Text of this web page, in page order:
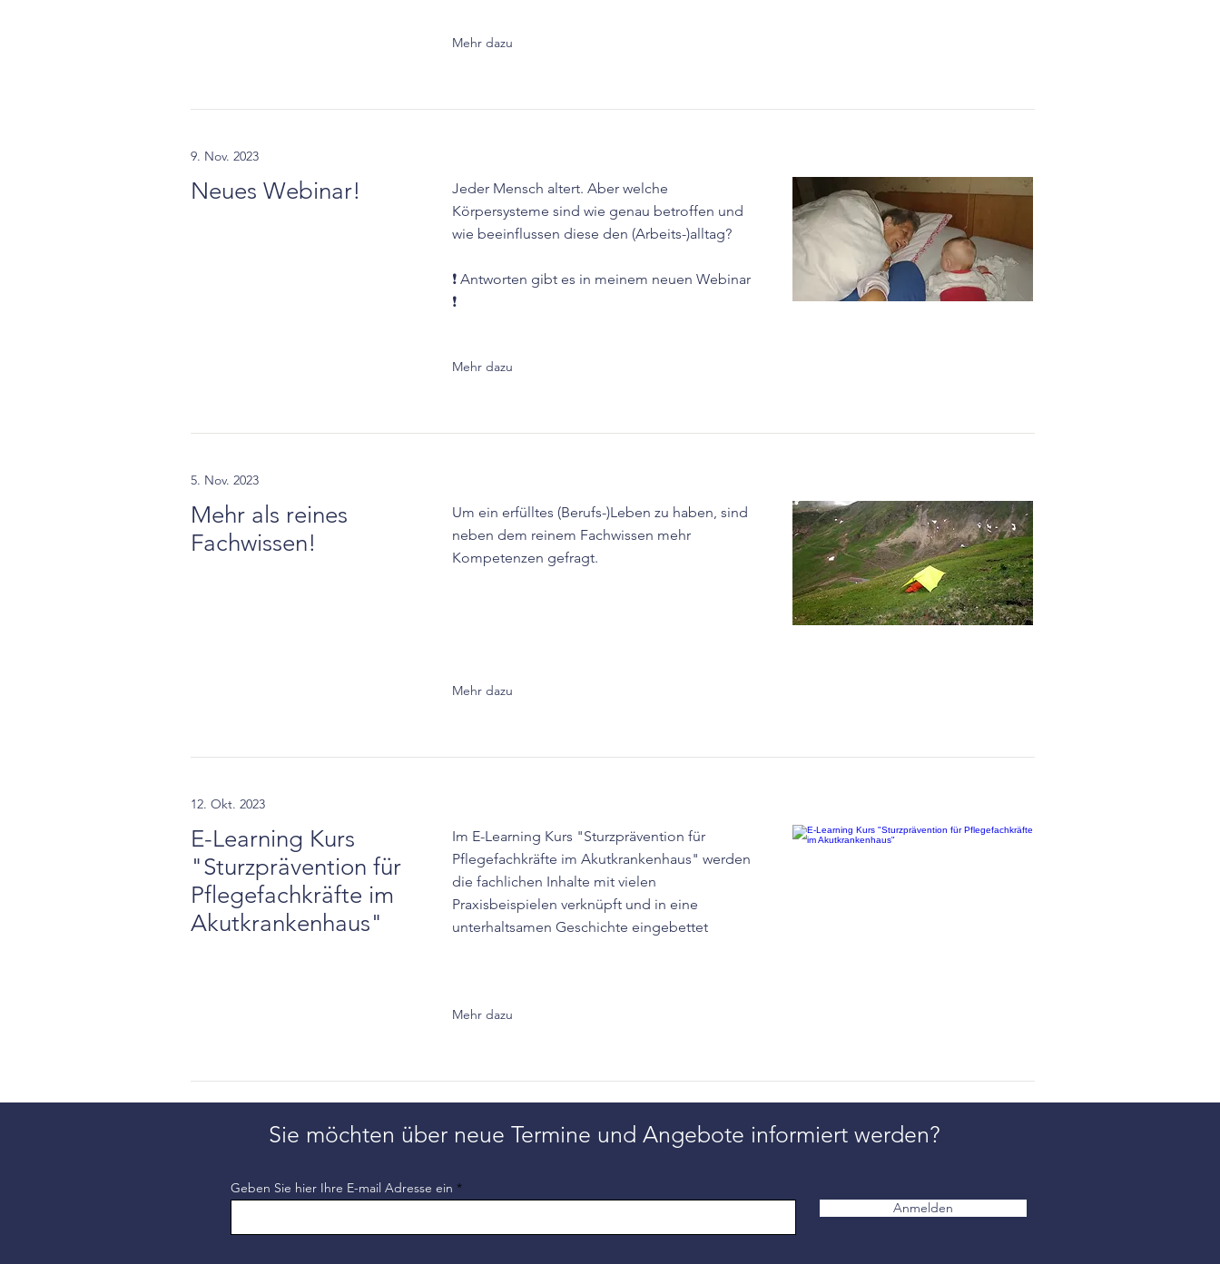
Mehr dazu
9. Nov. 2023
Neues Webinar!
Jeder Mensch altert. Aber welche
Körpersysteme sind wie genau betroffen und
wie beeinflussen diese den (Arbeits-)alltag?
❗ Antworten gibt es in meinem neuen Webinar
❗
Mehr dazu
5. Nov. 2023
Mehr als reines
Fachwissen!
Um ein erfülltes (Berufs-)Leben zu haben, sind
neben dem reinem Fachwissen mehr
Kompetenzen gefragt.
Mehr dazu
12. Okt. 2023
E-Learning Kurs
"Sturzprävention für
Pflegefachkräfte im
Akutkrankenhaus"
Im E-Learning Kurs "Sturzprävention für
Pflegefachkräfte im Akutkrankenhaus" werden
die fachlichen Inhalte mit vielen
Praxisbeispielen verknüpft und in eine
unterhaltsamen Geschichte eingebettet
Mehr dazu
Sie möchten über neue Termine und Angebote informiert werden?
Geben Sie hier Ihre E-mail Adresse ein
Anmelden